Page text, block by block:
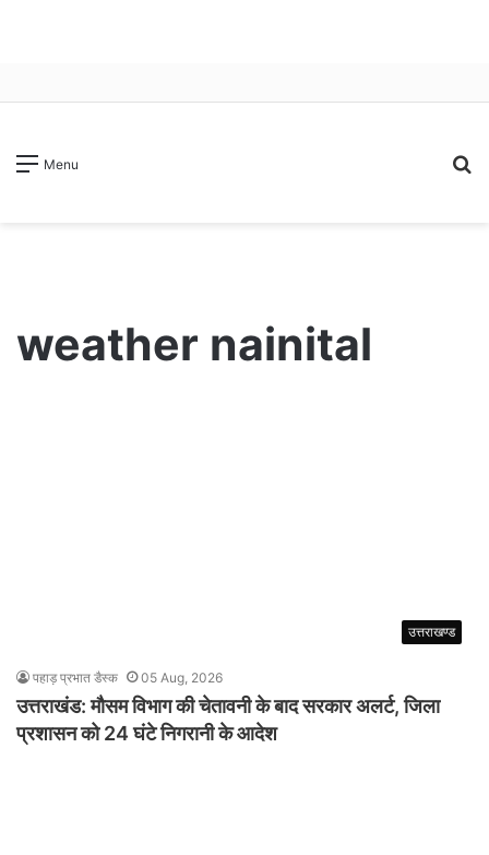
Menu
weather nainital
उत्तराखण्ड
पहाड़ प्रभात डैस्क 05 Aug, 2026
उत्तराखंड: मौसम विभाग की चेतावनी के बाद सरकार अलर्ट, जिला
प्रशासन को 24 घंटे निगरानी के आदेश